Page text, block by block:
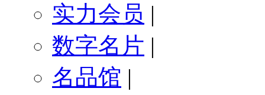
实力会员 |
数字名片 |
名品馆 |